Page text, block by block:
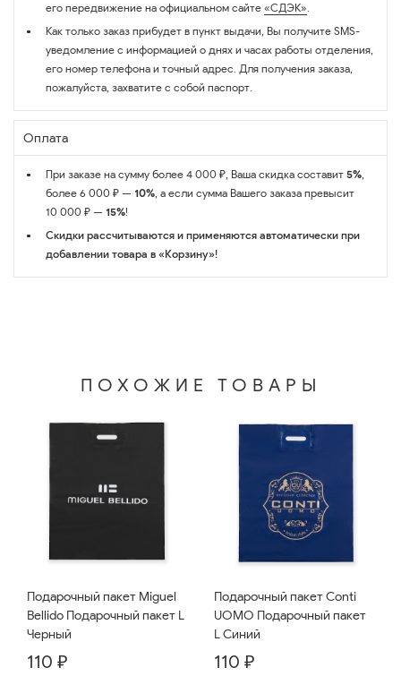
его передвижение на официальном сайте «СДЭК».
Как только заказ прибудет в пункт выдачи, Вы получите SMS-
уведомление с информацией о днях и часах работы отделения,
его номер телефона и точный адрес. Для получения заказа,
пожалуйста, захватите с собой паспорт.
Оплата
При заказе на сумму более 4 000 ₽, Ваша скидка составит 5%,
более 6 000 ₽ — 10%, а если сумма Вашего заказа превысит
10 000 ₽ — 15%!
Скидки рассчитываются и применяются автоматически при
добавлении товара в «Корзину»!
ПОХОЖИЕ ТОВАРЫ
Подарочный пакет Miguel
Bellido Подарочный пакет L
Черный
110 ₽
Подарочный пакет Conti
UOMO Подарочный пакет
L Синий
110 ₽